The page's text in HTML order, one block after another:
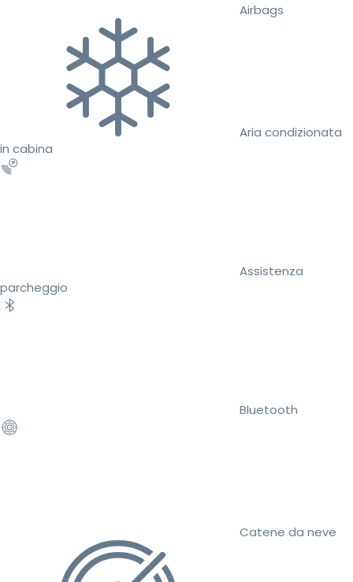
Airbags
Aria condizionata
in cabina
Assistenza
parcheggio
Bluetooth
Catene da neve